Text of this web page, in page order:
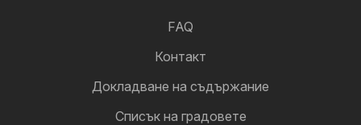
FAQ
Контакт
Докладване на съдържание
Cписък на градовете